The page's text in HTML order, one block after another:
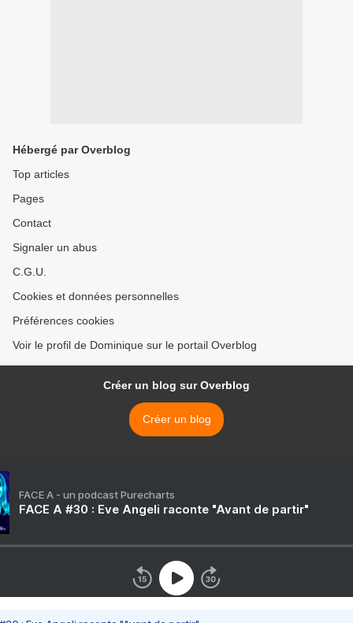
Hébergé par Overblog
Top articles
Pages
Contact
Signaler un abus
C.G.U.
Cookies et données personnelles
Préférences cookies
Voir le profil de Dominique sur le portail Overblog
Créer un blog sur Overblog
Créer un blog
FACE A - un podcast Purecharts
FACE A #30 : Eve Angeli raconte "Avant de partir"